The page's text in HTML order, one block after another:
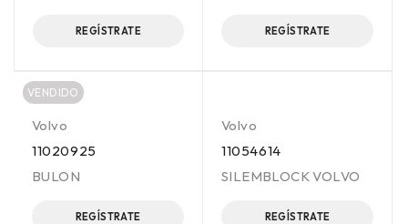
REGÍSTRATE REGÍSTRATE
VENDIDO
Volvo
11020925
BULON
REGÍSTRATE
Volvo
11054614
SILEMBLOCK VOLVO
REGÍSTRATE